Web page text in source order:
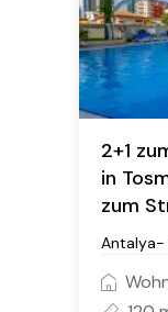
2+1
in
zum
Antalya-